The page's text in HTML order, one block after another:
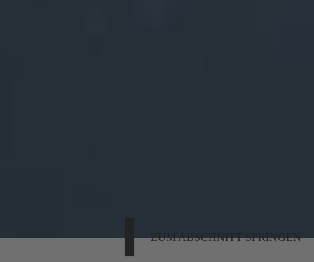
ZUM ABSCHNITT SPRINGEN